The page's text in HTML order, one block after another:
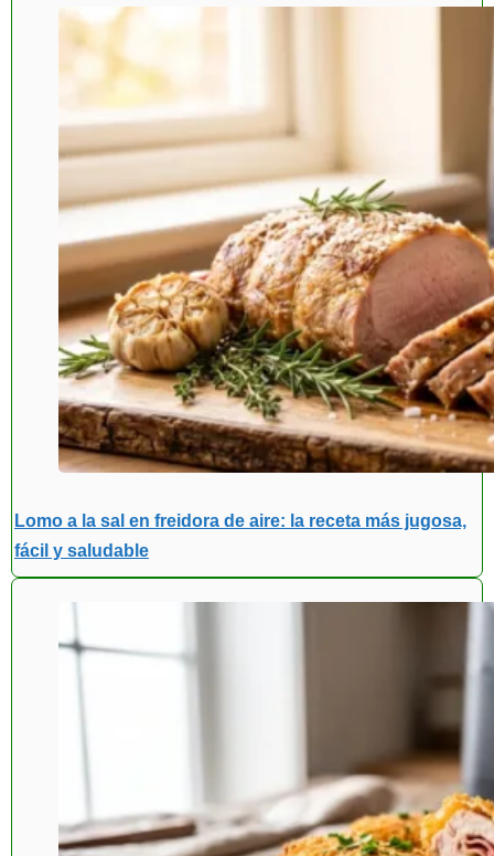
Lomo a la sal en freidora de aire: la receta más jugosa,
fácil y saludable